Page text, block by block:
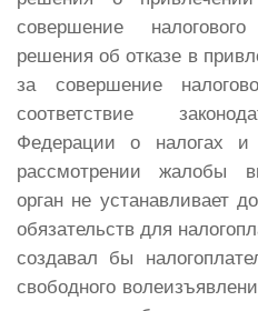
совершение
решения об отказе в
за совершение
соответствие
Федерации о налогах
рассмотрении жалобы
орган не устанавливает
обязательств для
создавал бы
свободного